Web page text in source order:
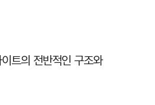
트의 전반적인 구조와